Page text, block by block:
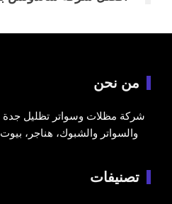
من نحن
شركة مظلات وسواتر تظليل جدة
والسواتر والشبوك، هناجر،
تصنيفات